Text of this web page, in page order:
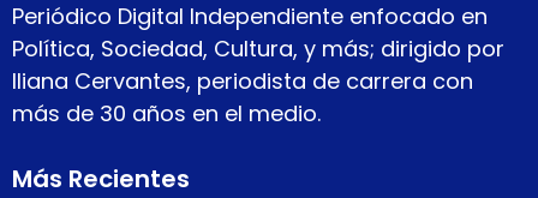
Periódico Digital Independiente enfocado en
Política, Sociedad, Cultura, y más; dirigido por
Iliana Cervantes, periodista de carrera con
más de 30 años en el medio.
Más Recientes